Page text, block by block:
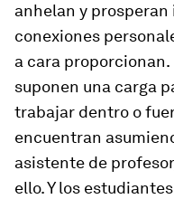
anhelan y
conexiones
a cara
suponen una carga
trabajar dentro o
encuentran
asistente de
ello. Y los